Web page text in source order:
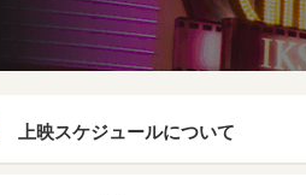
上映スケジュールについて